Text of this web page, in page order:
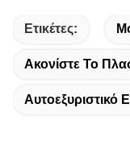
Ετικέτες:
Ακονίστε Το
Αυτοεξυριστικό